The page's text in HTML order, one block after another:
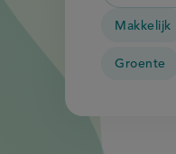
Makkelijk
Groente